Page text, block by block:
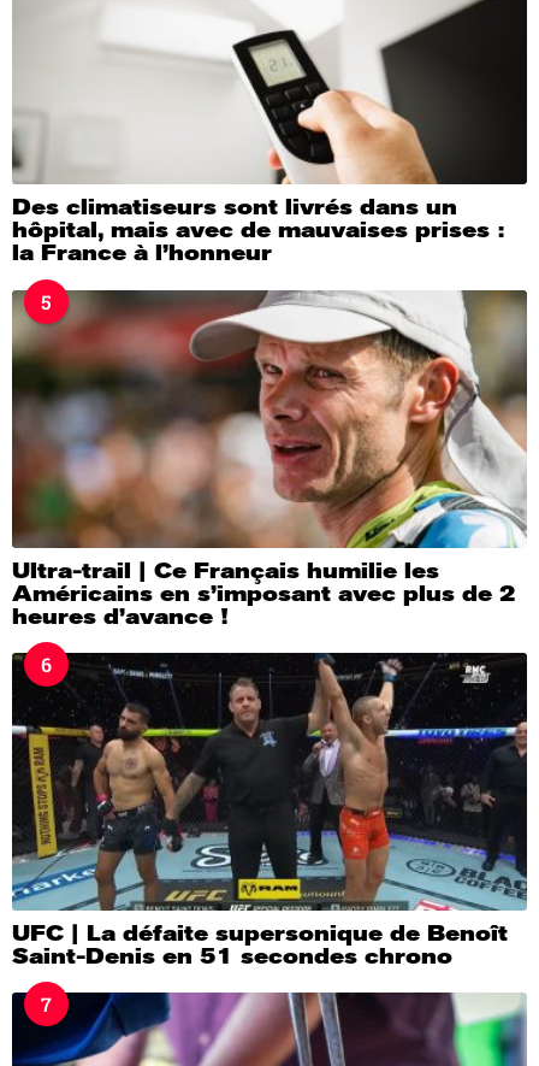
Des climatiseurs sont livrés dans un
hôpital, mais avec de mauvaises prises :
la France à l’honneur
5
Ultra-trail | Ce Français humilie les
Américains en s’imposant avec plus de 2
heures d’avance !
6
UFC | La défaite supersonique de Benoît
Saint-Denis en 51 secondes chrono
7